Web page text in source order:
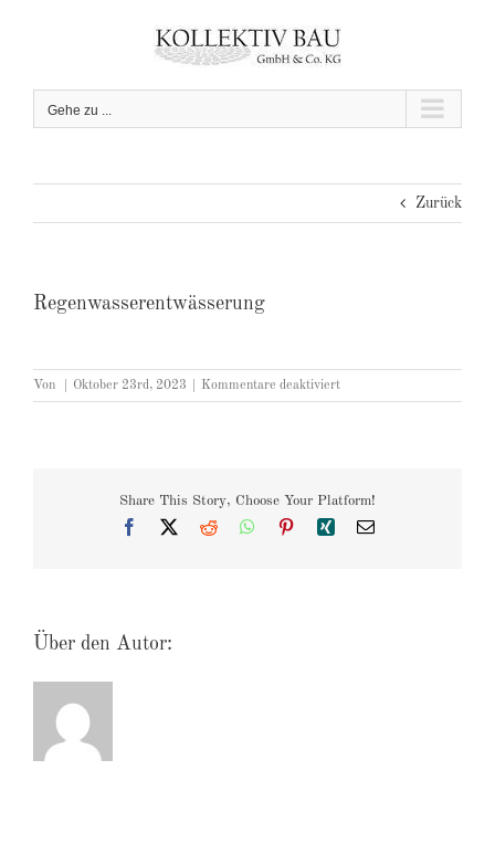
Gehe zu ...
Zurück
Regenwasserentwässerung
Von Oktober 23rd, 2023 Kommentare deaktiviertfür
Regenwasserentwässerung
Share This Story, Choose Your Platform!
Facebook Reddit WhatsApp
PinterestXing E-
Über den Autor: